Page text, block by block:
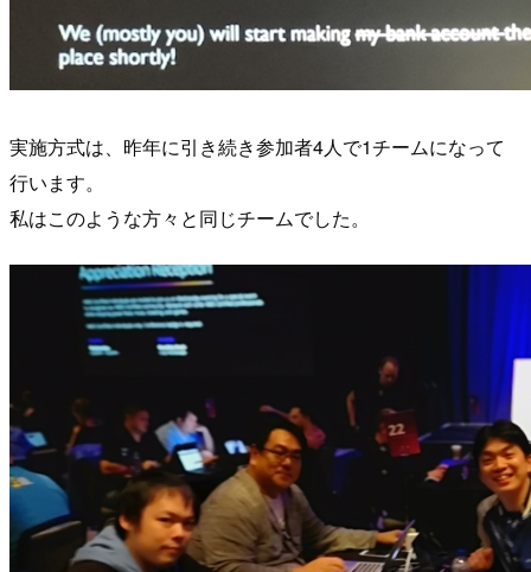
実施方式は、昨年に引き続き参加者4人で1チームになって
行います。
私はこのような方々と同じチームでした。